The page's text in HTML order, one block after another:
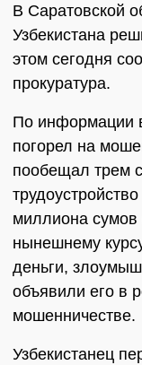
В Саратовской
Узбекистана
этом сегодня
прокуратура.
По информации
погорел на
пообещал трем
миллиона сумов
нынешнему
деньги,
объявили его в
мошенничестве.
Узбекистанец